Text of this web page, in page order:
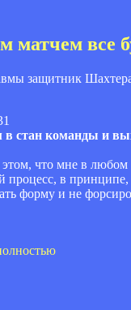
все
защитник
стан команды и
что мне в любом
процесс, в
форму и не